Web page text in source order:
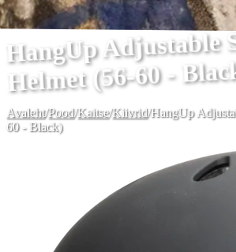
HangUp Adjustable
Helmet (56-60 -
Avaleht/Pood/Kaitse/Kiivrid/HangUp
60 - Black)